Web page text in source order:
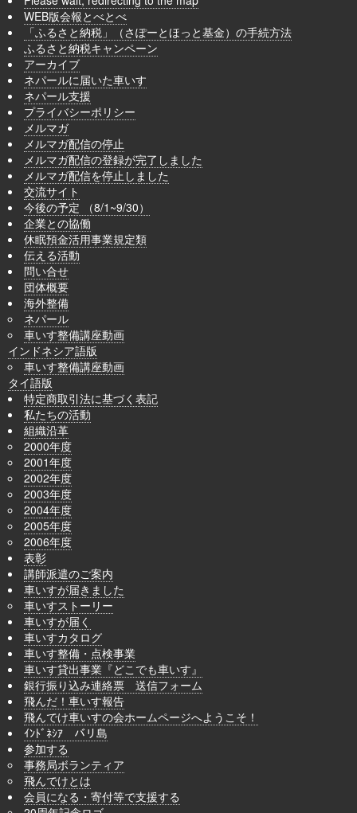
WEB版会報とべとべ
「ふるさと納税」（さぽーとほっと基金）の手続方法
ふるさと納税キャンペーン
アーカイブ
ネパールに届いた車いす
ネパール支援
プライバシーポリシー
メルマガ
メルマガ配信の停止
メルマガ配信の登録が完了しました
メルマガ配信を停止しました
交流サイト
今後の予定 （8/1~9/30）
企業との協働
休眠預金活用事業規定類
伝える活動
問い合せ
団体概要
海外整備
ネパール
車いす整備講座動画
インドネシア語版
車いす整備講座動画
タイ語版
特定商取引法に基づく表記
私たちの活動
組織沿革
2000年度
2001年度
2002年度
2003年度
2004年度
2005年度
2006年度
表彰
講師派遣のご案内
車いすが届きました
車いすストーリー
車いすが届く
車いすカタログ
車いす整備・点検事業
車いす貸出事業『どこでも車いす』
銀行振り込み連絡票 送信フォーム
飛んだ！車いす報告
飛んでけ車いすの会ホームページへようこそ！
ｲﾝﾄﾞﾈｼｱ バリ島
参加する
事務局ボランティア
飛んでけとは
会員になる・寄付等で支援する